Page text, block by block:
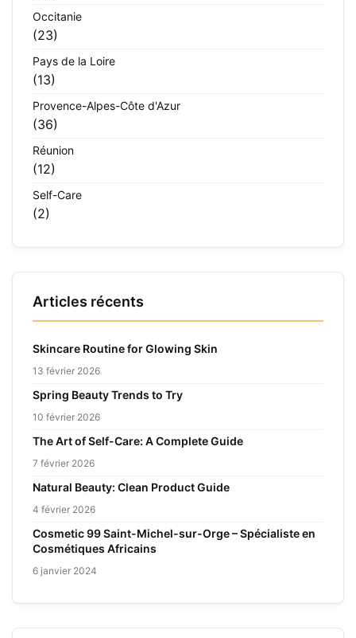
Occitanie
(23)
Pays de la Loire
(13)
Provence-Alpes-Côte d'Azur
(36)
Réunion
(12)
Self-Care
(2)
Articles récents
Skincare Routine for Glowing Skin
13 février 2026
Spring Beauty Trends to Try
10 février 2026
The Art of Self-Care: A Complete Guide
7 février 2026
Natural Beauty: Clean Product Guide
4 février 2026
Cosmetic 99 Saint-Michel-sur-Orge – Spécialiste en
Cosmétiques Africains
6 janvier 2024